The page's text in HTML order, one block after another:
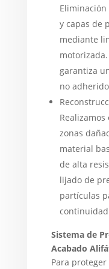
y capas de
mediante
garantiza
no
zonas
material
de alta
lijado de
partículas
Sistema de
Acabado
Para